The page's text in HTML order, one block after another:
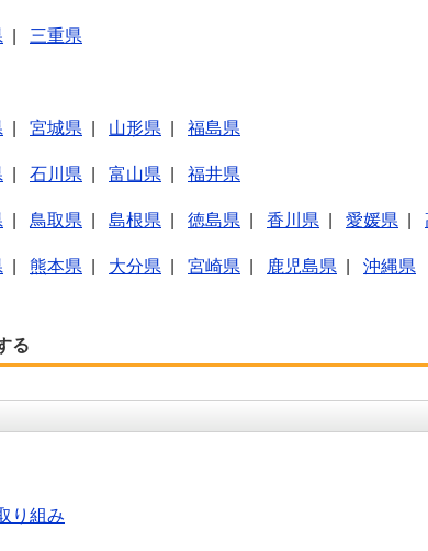
三重県
宮城県 山形県 福島県
石川県 富山県 福井県
鳥取県 島根県 徳島県 香川県 愛媛県
熊本県 大分県 宮崎県 鹿児島県 沖縄県
る
り組み